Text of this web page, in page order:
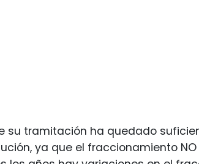
su tramitación ha quedado
ya que el fraccionamiento